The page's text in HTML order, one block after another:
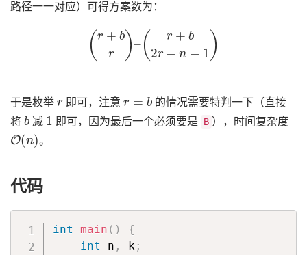
路径一一对应）可得方案数为：
+ br) + − +
于是枚举 即可，注意
的情况需要特判一下（直接
将
b
减
1
即可，因为最后一个必须要是 B ），时间复杂度
O( )
。
代码
int main ( )
{
int n , k;